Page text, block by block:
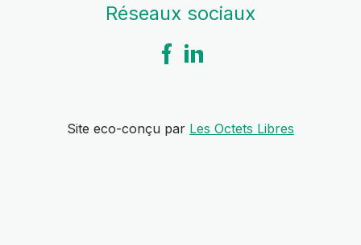
Réseaux sociaux
Site eco-conçu par Les Octets Libres